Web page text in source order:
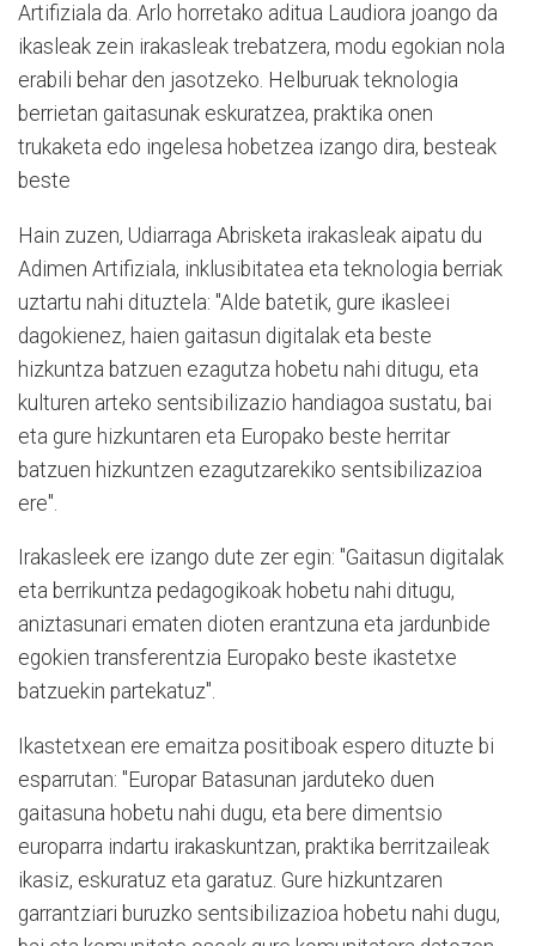
Artifiziala da. Arlo horretako aditua Laudiora joango da
ikasleak zein irakasleak trebatzera, modu egokian nola
erabili behar den jasotzeko. Helburuak teknologia
berrietan gaitasunak eskuratzea, praktika onen
trukaketa edo ingelesa hobetzea izango dira, besteak
beste
Hain zuzen, Udiarraga Abrisketa irakasleak aipatu du
Adimen Artifiziala, inklusibitatea eta teknologia berriak
uztartu nahi dituztela: "Alde batetik, gure ikasleei
dagokienez, haien gaitasun digitalak eta beste
hizkuntza batzuen ezagutza hobetu nahi ditugu, eta
kulturen arteko sentsibilizazio handiagoa sustatu, bai
eta gure hizkuntaren eta Europako beste herritar
batzuen hizkuntzen ezagutzarekiko sentsibilizazioa
ere".
Irakasleek ere izango dute zer egin: "Gaitasun digitalak
eta berrikuntza pedagogikoak hobetu nahi ditugu,
aniztasunari ematen dioten erantzuna eta jardunbide
egokien transferentzia Europako beste ikastetxe
batzuekin partekatuz".
Ikastetxean ere emaitza positiboak espero dituzte bi
esparrutan: "Europar Batasunan jarduteko duen
gaitasuna hobetu nahi dugu, eta bere dimentsio
europarra indartu irakaskuntzan, praktika berritzaileak
ikasiz, eskuratuz eta garatuz. Gure hizkuntzaren
garrantziari buruzko sentsibilizazioa hobetu nahi dugu,